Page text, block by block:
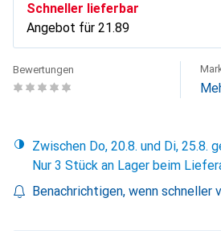
Schneller lieferbar
Angebot für CHF
21.89
Bewertungen
Zwischen Do, 20.8. und Di, 25.8.
Nur 3 Stück an Lager beim
Benachrichtigen, wenn schneller